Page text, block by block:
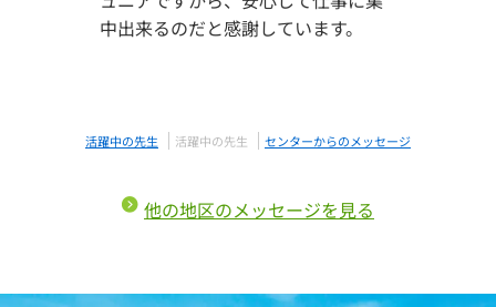
中出来るのだと感謝しています。
活躍中の先生 活躍中の先生 センターからのメッセージ
他の地区のメッセージを見る